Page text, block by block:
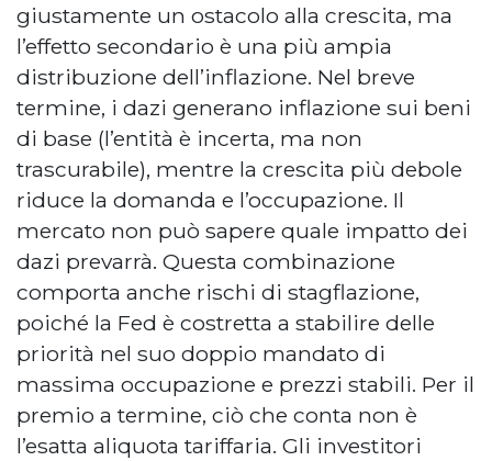
giustamente un ostacolo alla crescita, ma
l’effetto secondario è una più ampia
distribuzione dell’inflazione. Nel breve
termine, i dazi generano inflazione sui beni
di base (l’entità è incerta, ma non
trascurabile), mentre la crescita più debole
riduce la domanda e l’occupazione. Il
mercato non può sapere quale impatto dei
dazi prevarrà. Questa combinazione
comporta anche rischi di stagflazione,
poiché la Fed è costretta a stabilire delle
priorità nel suo doppio mandato di
massima occupazione e prezzi stabili. Per il
premio a termine, ciò che conta non è
l’esatta aliquota tariffaria. Gli investitori